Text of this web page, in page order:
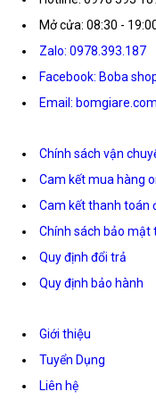
Mở cửa: 08:30 -
Zalo: 0978.393.187
Facebook: Boba
Email:
Chính sách vận
Cam kết mua hàng
Cam kết thanh toán
Chính sách bảo mật
Quy định đổi trả
Quy định bảo hành
Giới thiệu
Tuyển Dụng
Liên hệ